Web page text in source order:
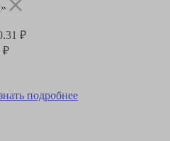
₽
₽
подробнее